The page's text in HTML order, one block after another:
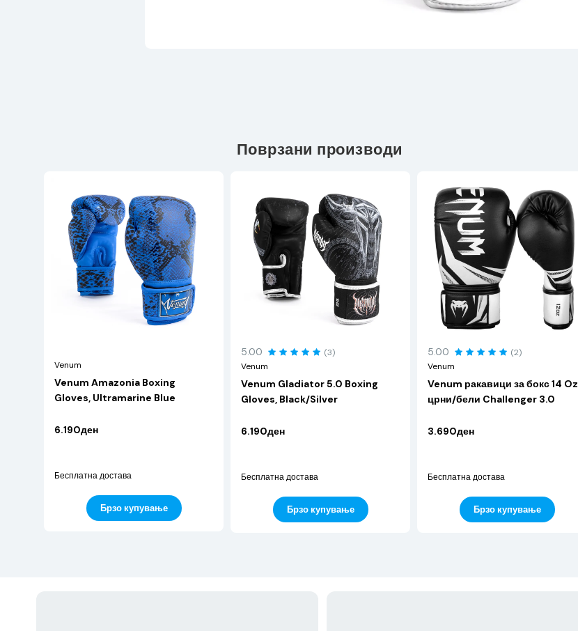
Поврзани производи
Venum
Venum Amazonia Boxing
Gloves, Ultramarine Blue
6.190ден
Бесплатна достава
Брзо купување
5.00
(3)
Venum
Venum Gladiator 5.0 Boxing
Gloves, Black/Silver
6.190ден
Бесплатна достава
Брзо купување
5.00
(2)
Venum
Venum ракавици за бокс 14 Oz
црни/бели Challenger 3.0
3.690ден
Бесплатна достава
Брзо купување